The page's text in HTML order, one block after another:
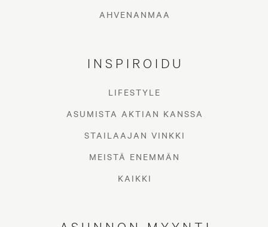
AHVENANMAA
INSPIROIDU
LIFESTYLE
ASUMISTA AKTIAN KANSSA
STAILAAJAN VINKKI
MEISTÄ ENEMMÄN
KAIKKI